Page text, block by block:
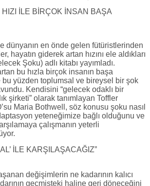
HIZI İLE BİRÇOK İNSAN BAŞA
dünyanın en önde gelen fütüristlerinden
hayatın giderek artan hızını ele aldıkları
Şoku) adlı kitabı yayımladı.
bu hızla birçok insanın başa
bu yüzden toplumsal ve bireysel bir şok
Kendisini “gelecek odaklı bir
şirketi” olarak tanımlayan Toffler
Maria Bothwell, söz konusu şoku nasıl
yeteneğimize bağlı olduğunu ve
çalışmanın yeterli
İLE KARŞILAŞACAĞIZ”
değişimlerin ne kadarının kalıcı
geçmişteki haline geri döneceğini